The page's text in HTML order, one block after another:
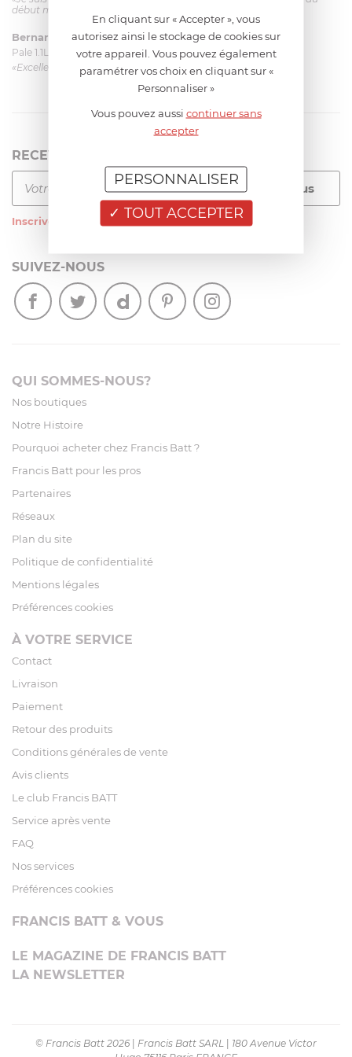
début mais ça le fait. La livraison a été très rapide. ...»
Bernard le 23/06/2026 à 09:43
Pale 1.1L pour Glacier Magimix 11031/121/123/124
«Excellent: produit et livraison»
RECEVEZ LA NEWSLETTER
Inscrivez-vous à notre newsletter
SUIVEZ-NOUS
QUI SOMMES-NOUS?
Nos boutiques
Notre Histoire
Pourquoi acheter chez Francis Batt ?
Francis Batt pour les pros
Partenaires
Réseaux
Plan du site
Politique de confidentialité
Mentions légales
Préférences cookies
À VOTRE SERVICE
Contact
Livraison
Paiement
Retour des produits
Conditions générales de vente
Avis clients
Le club Francis BATT
Service après vente
FAQ
Nos services
Préférences cookies
FRANCIS BATT & VOUS
LE MAGAZINE DE FRANCIS BATT
LA NEWSLETTER
© Francis Batt 2026 Francis Batt SARL
180 Avenue Victor
En cliquant sur « Accepter », vous
autorisez ainsi le stockage de cookies sur
votre appareil. Vous pouvez également
paramétrer vos choix en cliquant sur «
Personnaliser »
Vous pouvez aussi continuer sans
accepter
TOUT ACCEPTER
PERSONNALISER